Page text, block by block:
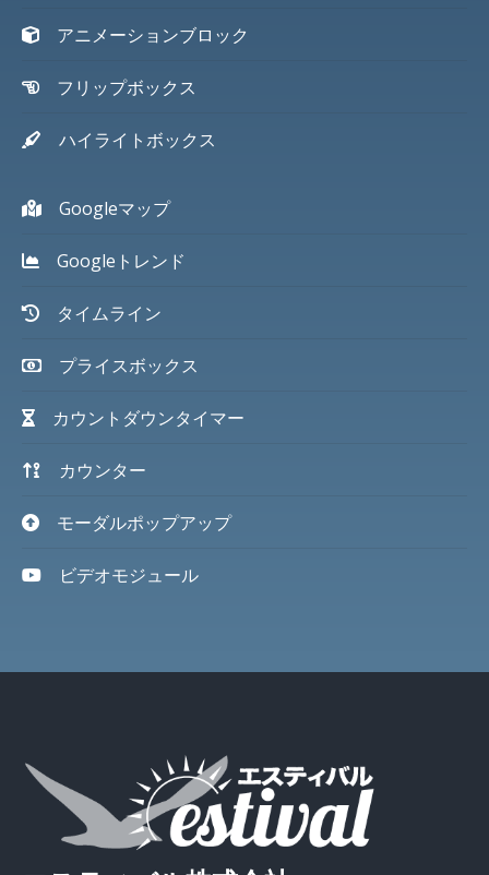
アニメーションブロック
フリップボックス
ハイライトボックス
Googleマップ
Googleトレンド
タイムライン
プライスボックス
カウントダウンタイマー
カウンター
モーダルポップアップ
ビデオモジュール